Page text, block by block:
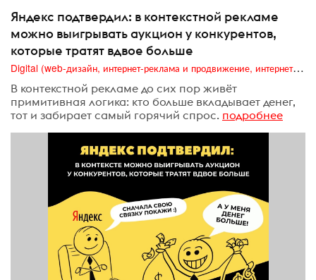
Яндекс подтвердил: в контекстной рекламе
можно выигрывать аукцион у конкурентов,
которые тратят вдвое больше
Digital (web-дизайн, интернет-реклама и продвижение, интернет-сообщества и блоги, интернет-коммуникации, мобильный маркетинг, реклама на цифровых экранах)
В контекстной рекламе до сих пор живёт
примитивная логика: кто больше вкладывает денег,
тот и забирает самый горячий спрос. подробнее